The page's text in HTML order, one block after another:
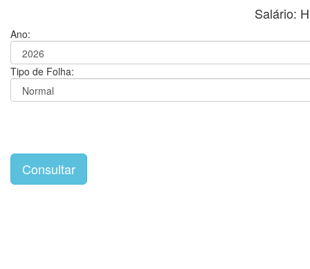
Salário:
Ano:
Tipo de Folha: